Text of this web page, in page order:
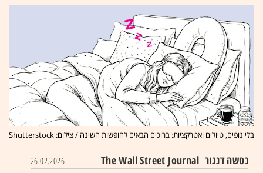
בלי נופים, טיולים ואטרקציות: ברוכים הבאים לחופשות השינה / צילום: Shutterstock
נטשה דנגור The Wall Street Journal
26.02.2026